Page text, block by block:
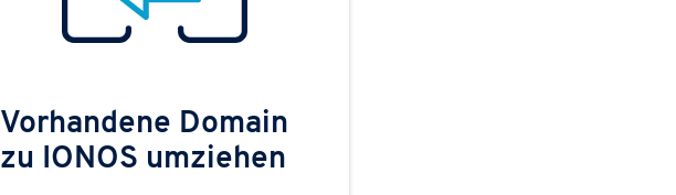
Vorhandene Domain
zu IONOS umziehen